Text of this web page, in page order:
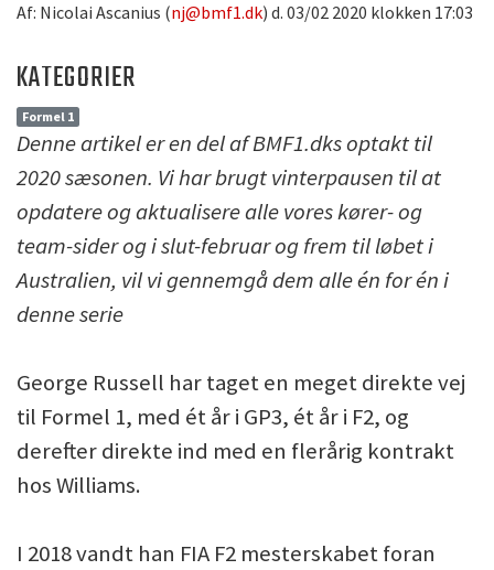
Af: Nicolai Ascanius (nj@bmf1.dk) d. 03/02 2020 klokken 17:03
KATEGORIER
Formel 1
Denne artikel er en del af BMF1.dks optakt til
2020 sæsonen. Vi har brugt vinterpausen til at
opdatere og aktualisere alle vores kører- og
team-sider og i slut-februar og frem til løbet i
Australien, vil vi gennemgå dem alle én for én i
denne serie
George Russell har taget en meget direkte vej
til Formel 1, med ét år i GP3, ét år i F2, og
derefter direkte ind med en flerårig kontrakt
hos Williams.
I 2018 vandt han FIA F2 mesterskabet foran